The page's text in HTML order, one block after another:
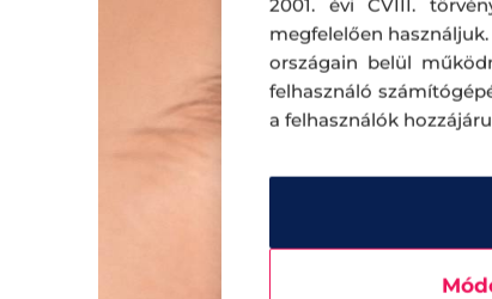
2001. évi CVIII.
megfelelően
országain belül
felhasználó
a felhasználók